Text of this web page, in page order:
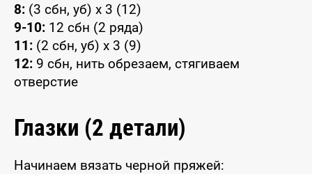
8: (3 сбн, уб) x 3 (12)
9-10: 12 сбн (2 ряда)
11: (2 сбн, уб) x 3 (9)
12: 9 сбн, нить обрезаем, стягиваем
отверстие
Глазки (2 детали)
Начинаем вязать черной пряжей: